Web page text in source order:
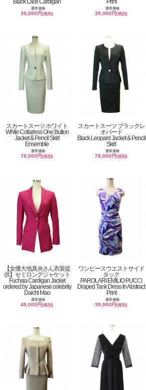
通常価格
39,000円(税別)
通常価格
39,000円(税別)
スカートスーツ ホワイト
White Collarless One Button
Jacket & Pencil Skirt
Ensemble
通常価格
78,000円(税別)
スカートスーツ ブラックレ
オパード
Black Leopard Jacket & Pencil
Skirt
通常価格
78,000円(税別)
【女優大地真央さん衣装提
供】セミロングジャケット
Fuchsia Cardigan Jacket
ordered by Japanese celebrity
Daichi Mao
通常価格
49,000円(税別)
ワンピースウエストサイド
タック
PAROLARI EMILIO PUCCI
Draped Tank Dress In Abstract
Print
通常価格
39,000円(税別)